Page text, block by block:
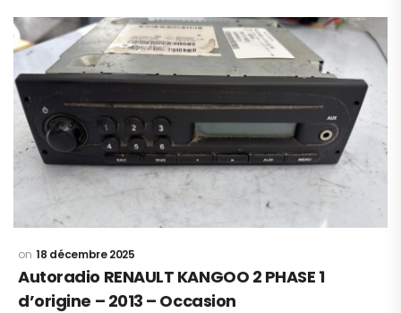
18 décembre 2025
Autoradio RENAULT KANGOO 2 PHASE 1
d’origine – 2013 – Occasion